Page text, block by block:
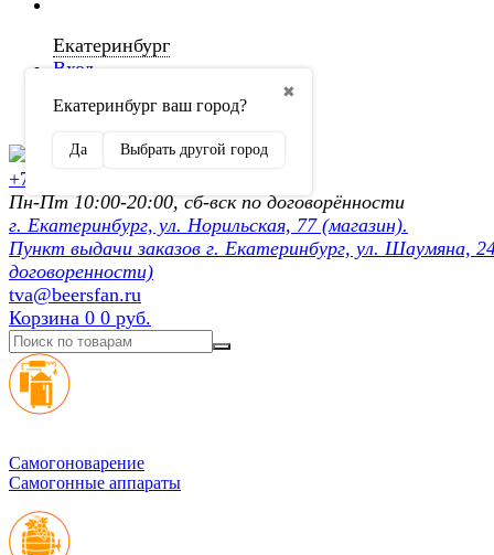
Екатеринбург
✖
Екатеринбург ваш город?
Да Выбрать другой город
Вход
Регистрация
+7 (902) 872-54-70
Пн-Пт 10:00-20:00, сб-вск по договорённости
г. Екатеринбург, ул. Норильская, 77 (магазин).
Пункт выдачи заказов г. Екатеринбург, ул. Шаумяна,
договоренности)
tva@beersfan.ru
Корзина 0 0 руб.
Cамогоноварение
Самогонные аппараты